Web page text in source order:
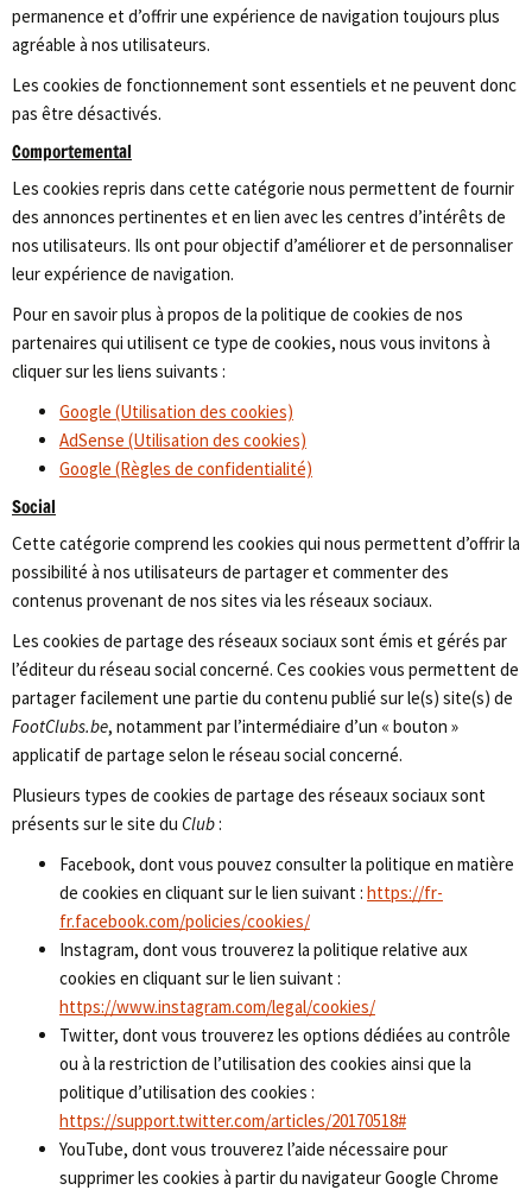
permanence et d’offrir une expérience de navigation toujours plus
agréable à nos utilisateurs.
Les cookies de fonctionnement sont essentiels et ne peuvent donc
pas être désactivés.
Comportemental
Les cookies repris dans cette catégorie nous permettent de fournir
des annonces pertinentes et en lien avec les centres d’intérêts de
nos utilisateurs. Ils ont pour objectif d’améliorer et de personnaliser
leur expérience de navigation.
Pour en savoir plus à propos de la politique de cookies de nos
partenaires qui utilisent ce type de cookies, nous vous invitons à
cliquer sur les liens suivants :
Google (Utilisation des cookies)
AdSense (Utilisation des cookies)
Google (Règles de confidentialité)
Social
Cette catégorie comprend les cookies qui nous permettent d’offrir la
possibilité à nos utilisateurs de partager et commenter des
contenus provenant de nos sites via les réseaux sociaux.
Les cookies de partage des réseaux sociaux sont émis et gérés par
l’éditeur du réseau social concerné. Ces cookies vous permettent de
partager facilement une partie du contenu publié sur le(s) site(s) de
FootClubs.be, notamment par l’intermédiaire d’un « bouton »
applicatif de partage selon le réseau social concerné.
Plusieurs types de cookies de partage des réseaux sociaux sont
présents sur le site du Club:
Facebook, dont vous pouvez consulter la politique en matière
de cookies en cliquant sur le lien suivant : https://fr-
fr.facebook.com/policies/cookies/
Instagram, dont vous trouverez la politique relative aux
cookies en cliquant sur le lien suivant :
https://www.instagram.com/legal/cookies/
Twitter, dont vous trouverez les options dédiées au contrôle
ou à la restriction de l’utilisation des cookies ainsi que la
politique d’utilisation des cookies :
https://support.twitter.com/articles/20170518#
YouTube, dont vous trouverez l’aide nécessaire pour
supprimer les cookies à partir du navigateur Google Chrome